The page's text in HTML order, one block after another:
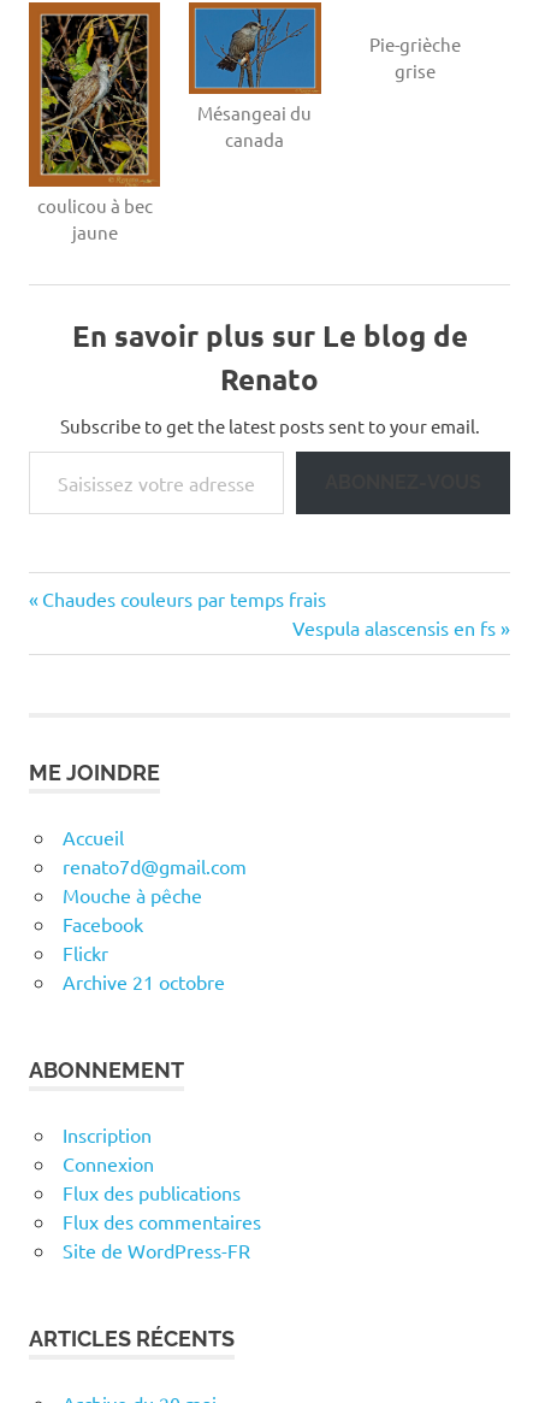
coulicou à bec
jaune
Mésangeai du
canada
Pie-grièche
grise
En savoir plus sur Le blog de
Renato
Subscribe to get the latest posts sent to your email.
Saisissez votre adresse e-mail…
Navigation
de
Previous
Chaudes couleurs par temps frais
Next
Post:
Vespula alascensis en fs
ME JOINDRE
Accueil
renato7d@gmail.com
Mouche à pêche
Facebook
Flickr
Archive 21 octobre
ABONNEMENT
Inscription
Connexion
Flux des publications
Flux des commentaires
Site de WordPress-FR
ARTICLES RÉCENTS